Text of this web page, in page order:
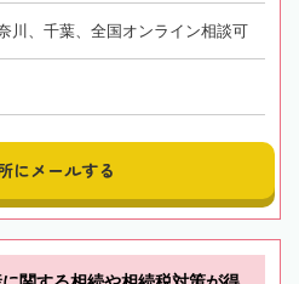
川、千葉、全国オンライン相談可
にメールする